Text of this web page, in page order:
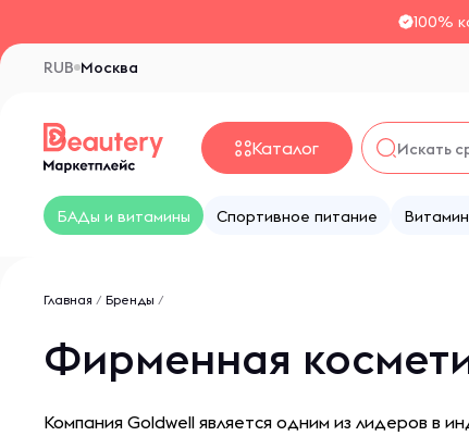
100%
Москва
RUB
Каталог
БАДы и витамины Спортивное питание
Главная / Бренды /
Фирменная
Компания Goldwell является одним из лидеров в